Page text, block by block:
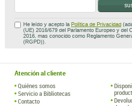
He leído y acepto la Política de Privacidad
(UE) 2016/679 del Parlamento Europeo y del
2016, mas conocido como Reglamento
(RGPD)).
Atención al cliente
Quiénes somos
Servicio a Bibliotecas
Contacto